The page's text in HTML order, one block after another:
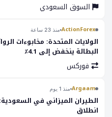
السوق السعودي
ActionForex منذ 23 ساعة
الولايات المتحدة: مخابوءات
البطالة ينخفض إلى 4.1٪
فوركس
Argaam منذ 1 يوم
الطيران الميزاني في
انطلاق